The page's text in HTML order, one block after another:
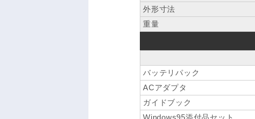
外形寸法
重量
バッテリパック
ACアダプタ
ガイドブック